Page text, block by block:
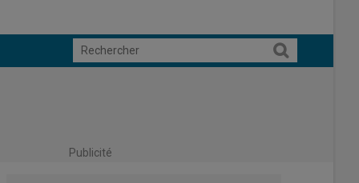
Publicité